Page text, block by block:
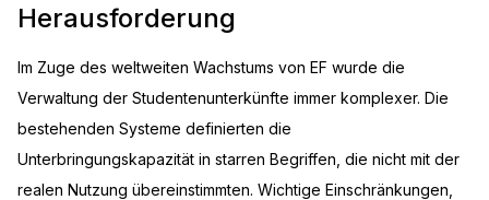
Herausforderung
Im Zuge des weltweiten Wachstums von EF wurde die
Verwaltung der Studentenunterkünfte immer komplexer. Die
bestehenden Systeme definierten die
Unterbringungskapazität in starren Begriffen, die nicht mit der
realen Nutzung übereinstimmten. Wichtige Einschränkungen,